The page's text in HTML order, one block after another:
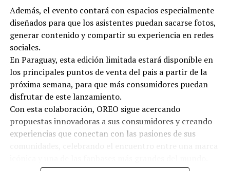
Además, el evento contará con espacios especialmente
diseñados para que los asistentes puedan sacarse fotos,
generar contenido y compartir su experiencia en redes
sociales.
En Paraguay, esta edición limitada estará disponible en
los principales puntos de venta del pais a partir de la
próxima semana, para que más consumidores puedan
disfrutar de este lanzamiento.
Con esta colaboración, OREO sigue acercando
propuestas innovadoras a sus consumidores y creando
experiencias que conectan con las pasiones de sus